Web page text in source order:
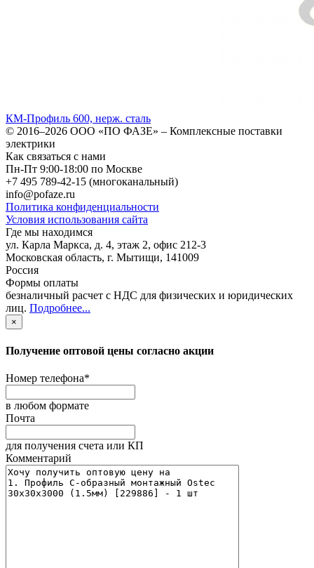
КМ-Профиль 600, нерж. сталь
© 2016–2026 ООО «ПО ФАЗЕ» – Комплексные поставки
электрики
Как связаться с нами
Пн-Пт 9:00-18:00 по Москве
+7 495 789-42-15 (многоканальный)
info@pofaze.ru
Политика конфиденциальности
Условия использования сайта
Где мы находимся
ул. Карла Маркса, д. 4, этаж 2, офис 212-3
Московская область, г. Мытищи, 141009
Россия
Формы оплаты
безналичный расчет с НДС для физических и юридических
лиц. Подробнее...
×
Получение оптовой цены согласно акции
Номер телефона*
в любом формате
Почта
для получения счета или КП
Комментарий